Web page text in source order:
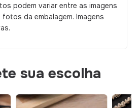
podem variar entre as imagens
da embalagem. Imagens
sua escolha